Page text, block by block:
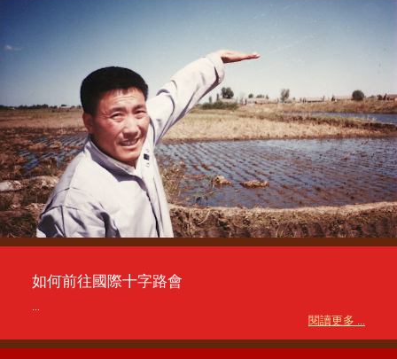
如何前往國際十字路會
閱讀更多 ...